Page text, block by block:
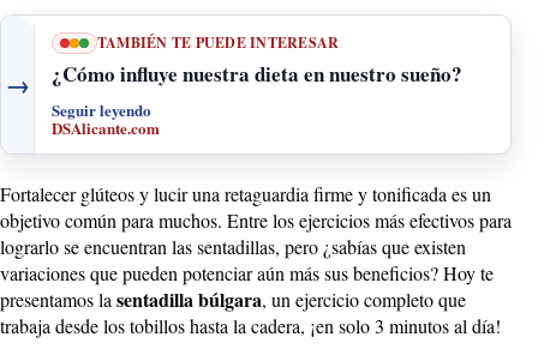
→
TAMBIÉN TE PUEDE INTERESAR
¿Cómo influye nuestra dieta en nuestro sueño?
Seguir leyendo
DSAlicante.com
Fortalecer glúteos y lucir una retaguardia firme y tonificada es un
objetivo común para muchos. Entre los ejercicios más efectivos para
lograrlo se encuentran las sentadillas, pero ¿sabías que existen
variaciones que pueden potenciar aún más sus beneficios? Hoy te
presentamos lasentadilla búlgara, un ejercicio completo que
trabaja desde los tobillos hasta la cadera, ¡en solo 3 minutos al día!